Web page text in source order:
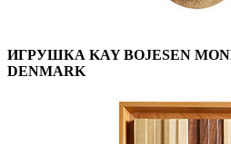
ИГРУШКА KAY BOJESEN
DENMARK